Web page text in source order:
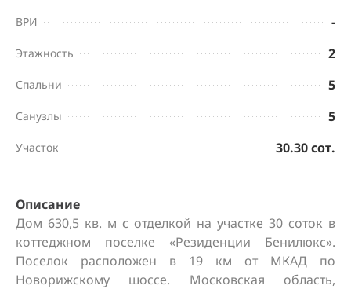
ВРИ -
Этажность 2
Спальни 5
Санузлы 5
Участок 30.30 сот.
Описание
Дом 630,5 кв. м с отделкой на участке 30 соток в
коттеджном поселке «Резиденции Бенилюкс».
Поселок расположен в 19 км от МКАД по
Новорижскому шоссе. Московская область,